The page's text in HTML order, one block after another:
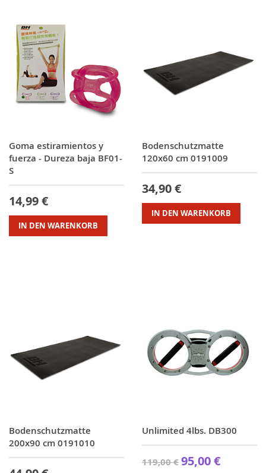
Goma estiramientos y
fuerza - Dureza baja BF01-
S
14,99 €
IN DEN WARENKORB
Bodenschutzmatte
120x60 cm 0191009
34,90 €
IN DEN WARENKORB
Bodenschutzmatte
200x90 cm 0191010
Unlimited 4lbs. DB300
119,00 €95,00 €